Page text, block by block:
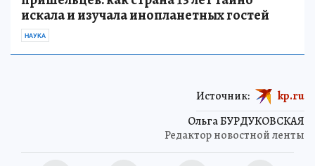
искала и изучала инопланетных гостей
НАУКА
Ольга БУРДУКОВСКАЯ
Редактор новостной ленты
Источник: kp.ru